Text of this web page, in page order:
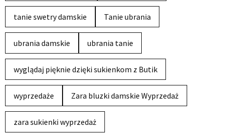
tanie swetry damskie Tanie ubrania
ubrania damskie ubrania tanie
wyglądaj pięknie dzięki sukienkom z Butik
wyprzedaże Zara bluzki damskie Wyprzedaż
zara sukienki wyprzedaż